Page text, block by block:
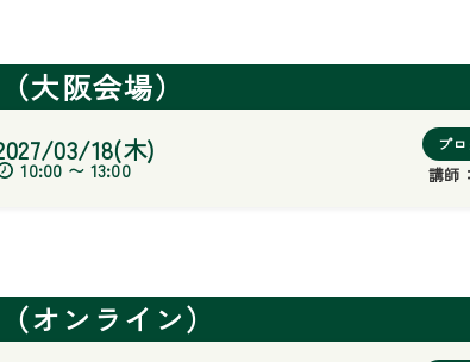
大阪会場）
03/18(木)
10:00 〜 13:00
プ
講師
オンライン）